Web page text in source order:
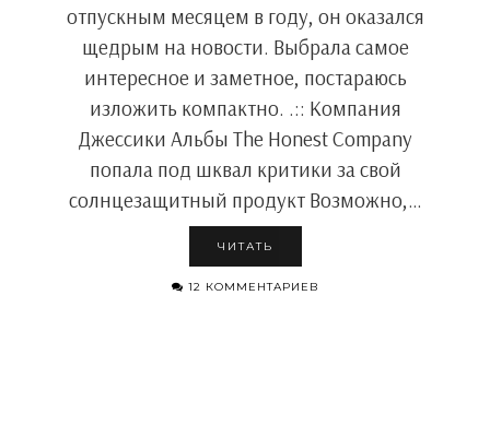
отпускным месяцем в году, он оказался
щедрым на новости. Выбрала самое
интересное и заметное, постараюсь
изложить компактно. .:: Компания
Джессики Альбы The Honest Company
попала под шквал критики за свой
солнцезащитный продукт Возможно,…
ЧИТАТЬ
12 КОММЕНТАРИЕВ